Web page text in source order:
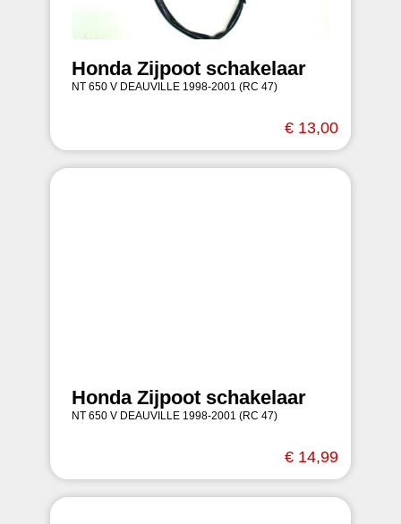
Honda Zijpoot schakelaar
NT 650 V DEAUVILLE 1998-2001 (RC 47)
€ 13,00
Honda Zijpoot schakelaar
NT 650 V DEAUVILLE 1998-2001 (RC 47)
€ 14,99